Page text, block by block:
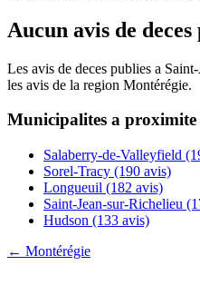
Éternea
Aucun avis de
Les avis de deces publies a
les avis de la region Montérégie.
Municipalites a proximite
Salaberry-de-Valleyfield
Sorel-Tracy (190 avis)
Longueuil (182 avis)
Saint-Jean-sur-Richelieu
Hudson (133 avis)
← Montérégie